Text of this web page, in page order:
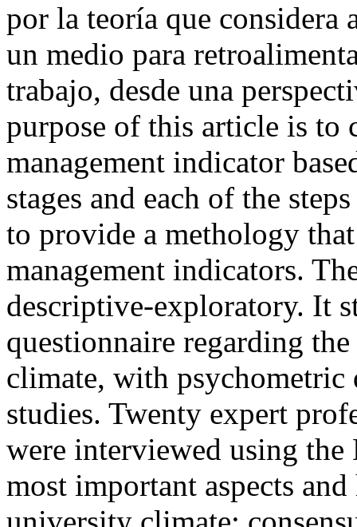
por la teoría que considera
un medio para
trabajo, desde una
purpose of this article is to
management indicator
stages and each of the
to provide a methology
management indicators.
descriptive-exploratory. It
questionnaire regarding
climate, with psychometric
studies. Twenty expert
were interviewed using
most important aspects